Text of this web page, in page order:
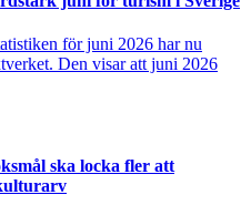
för juni 2026 har nu
Den visar att juni 2026
ska locka fler att